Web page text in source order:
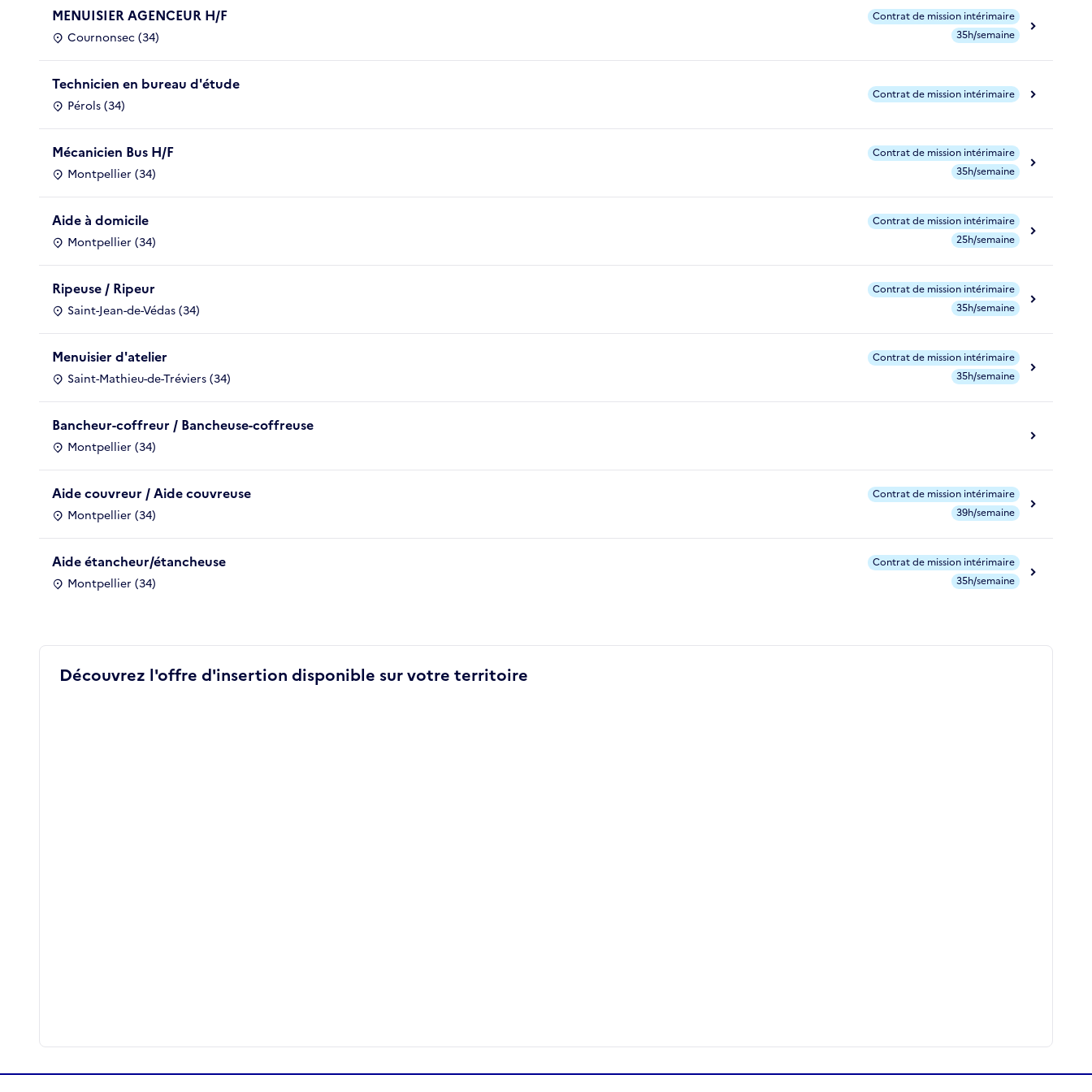
MENUISIER AGENCEUR H/F
Cournonsec (34)
Contrat de mission intérimaire
35h/semaine
Technicien en bureau d'étude
Pérols (34)
Contrat de mission intérimaire
Mécanicien Bus H/F
Montpellier (34)
Contrat de mission intérimaire
35h/semaine
Aide à domicile
Montpellier (34)
Contrat de mission intérimaire
25h/semaine
Ripeuse / Ripeur
Saint-Jean-de-Védas (34)
Contrat de mission intérimaire
35h/semaine
Menuisier d'atelier
Saint-Mathieu-de-Tréviers (34)
Contrat de mission intérimaire
35h/semaine
Bancheur-coffreur / Bancheuse-coffreuse
Montpellier (34)
Aide couvreur / Aide couvreuse
Montpellier (34)
Contrat de mission intérimaire
39h/semaine
Aide étancheur/étancheuse
Montpellier (34)
Contrat de mission intérimaire
35h/semaine
Découvrez l'offre d'insertion disponible sur votre territoire